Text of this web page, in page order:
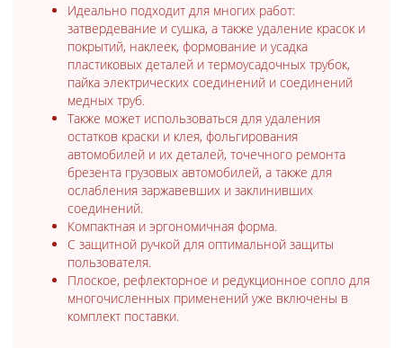
Идеально подходит для многих работ:
затвердевание и сушка, а также удаление красок и
покрытий, наклеек, формование и усадка
пластиковых деталей и термоусадочных трубок,
пайка электрических соединений и соединений
медных труб.
Также может использоваться для удаления
остатков краски и клея, фольгирования
автомобилей и их деталей, точечного ремонта
брезента грузовых автомобилей, а также для
ослабления заржавевших и заклинивших
соединений.
Компактная и эргономичная форма.
С защитной ручкой для оптимальной защиты
пользователя.
Плоское, рефлекторное и редукционное сопло для
многочисленных применений уже включены в
комплект поставки.